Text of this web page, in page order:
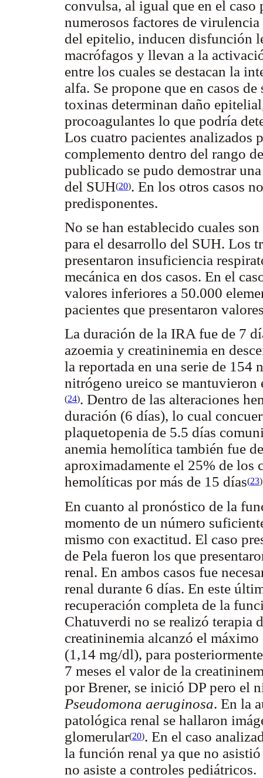
convulsa, al igual que en el caso
numerosos factores de
del epitelio, inducen disfunción
macrófagos y llevan a la
entre los cuales se destacan la
alfa. Se propone que en casos
toxinas determinan daño
procoagulantes lo que podría
Los cuatro pacientes analizados
complemento dentro del rango
publicado se pudo demostrar
del SUH(20). En los otros casos
predisponentes.
No se han establecido cuales
para el desarrollo del SUH. Los
presentaron insuficiencia
mecánica en dos casos. En el
valores inferiores a 50.000
pacientes que presentaron
La duración de la IRA fue de 7
azoemia y creatininemia en
la reportada en una serie de 154
nitrógeno ureico se mantuvieron
(24). Dentro de las alteraciones
duración (6 días), lo cual
plaquetopenia de 5.5 días
anemia hemolítica también fue
aproximadamente el 25% de los
hemolíticas por más de 15 días(23)
En cuanto al pronóstico de la
momento de un número
mismo con exactitud. El caso
de Pela fueron los que
renal. En ambos casos fue
renal durante 6 días. En este
recuperación completa de la
Chatuverdi no se realizó terapia
creatininemia alcanzó el
(1,14 mg/dl), para
7 meses el valor de la
por Brener, se inició DP pero el
Pseudomona aeruginosa. En la
patológica renal se hallaron
glomerular(20). En el caso
la función renal ya que no
no asiste a controles pediátricos.